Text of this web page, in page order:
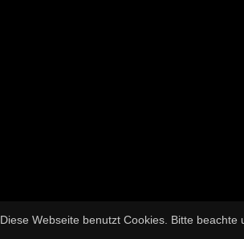
Diese Webseite benutzt Cookies. Bitte beachte